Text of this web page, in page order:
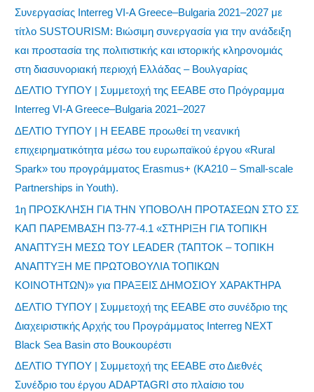
Συνεργασίας Interreg VI-A Greece–Bulgaria 2021–2027 με
τίτλο SUSTOURISM: Βιώσιμη συνεργασία για την ανάδειξη
και προστασία της πολιτιστικής και ιστορικής κληρονομιάς
στη διασυνοριακή περιοχή Ελλάδας – Βουλγαρίας
ΔΕΛΤΙΟ ΤΥΠΟΥ | Συμμετοχή της ΕΕΑΒΕ στο Πρόγραμμα
Interreg VI-A Greece–Bulgaria 2021–2027
ΔΕΛΤΙΟ ΤΥΠΟΥ | Η ΕΕΑΒΕ προωθεί τη νεανική
επιχειρηματικότητα μέσω του ευρωπαϊκού έργου «Rural
Spark» του προγράμματος Erasmus+ (KA210 – Small-scale
Partnerships in Youth).
1η ΠΡΟΣΚΛΗΣΗ ΓΙΑ ΤΗΝ ΥΠΟΒΟΛΗ ΠΡΟΤΑΣΕΩΝ ΣΤΟ ΣΣ
ΚΑΠ ΠΑΡΕΜΒΑΣΗ Π3-77-4.1 «ΣΤΗΡΙΞΗ ΓΙΑ ΤΟΠΙΚΗ
ΑΝΑΠΤΥΞΗ ΜΕΣΩ ΤΟΥ LEADER (ΤΑΠΤΟΚ – ΤΟΠΙΚΗ
ΑΝΑΠΤΥΞΗ ΜΕ ΠΡΩΤΟΒΟΥΛΙΑ ΤΟΠΙΚΩΝ
ΚΟΙΝΟΤΗΤΩΝ)» για ΠΡΑΞΕΙΣ ΔΗΜΟΣΙΟΥ ΧΑΡΑΚΤΗΡΑ
ΔΕΛΤΙΟ ΤΥΠΟΥ | Συμμετοχή της ΕΕΑΒΕ στο συνέδριο της
Διαχειριστικής Αρχής του Προγράμματος Interreg NEXT
Black Sea Basin στο Βουκουρέστι
ΔΕΛΤΙΟ ΤΥΠΟΥ | Συμμετοχή της ΕΕΑΒΕ στο Διεθνές
Συνέδριο του έργου ADAPTAGRI στο πλαίσιο του